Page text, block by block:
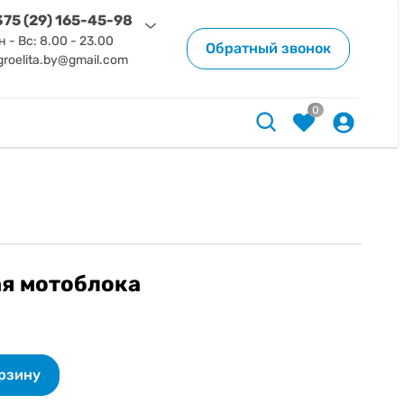
(29) 165-45-98
- Вс: 8.00 - 23.00
Обратный звонок
0
мотоблока